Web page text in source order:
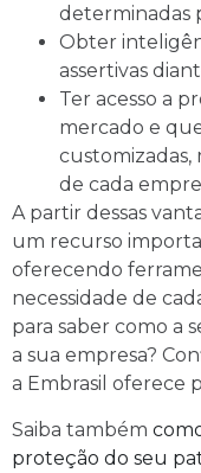
determinadas
Obter
assertivas
Ter acesso a
mercado e
customizadas,
de cada
A partir dessas
um recurso
oferecendo
necessidade de
para saber como a
a sua empresa?
a Embrasil oferece
Saiba também
proteção do seu